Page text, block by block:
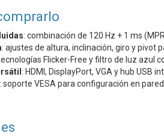
: combinación de 120 Hz + 1 ms
: ajustes de altura, inclinación, giro y pivot
Flicker-Free y filtro de luz azul
: HDMI, DisplayPort, VGA y hub USB
soporte VESA para configuración en